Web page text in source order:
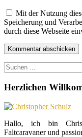
Mit der Nutzung
Speicherung und
durch diese Webseite
Suchen
nach:
Herzlichen
Hallo, ich bin
Faltcaravaner und